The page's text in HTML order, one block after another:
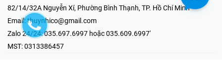
82/14/32A Nguyễn Xí, Phường Bình Thạnh, TP. Hồ Chí Minh
Email: thuynhico@gmail.com
Zalo 24/24:035.697.6997 hoặc 035.609.6997'
MST:0313386457